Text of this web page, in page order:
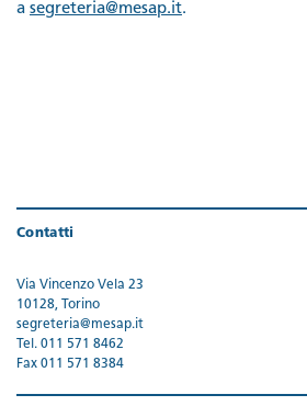
a segreteria@mesap.it.
Contatti
Via Vincenzo Vela 23
10128, Torino
segreteria@mesap.it
Tel. 011 571 8462
Fax 011 571 8384